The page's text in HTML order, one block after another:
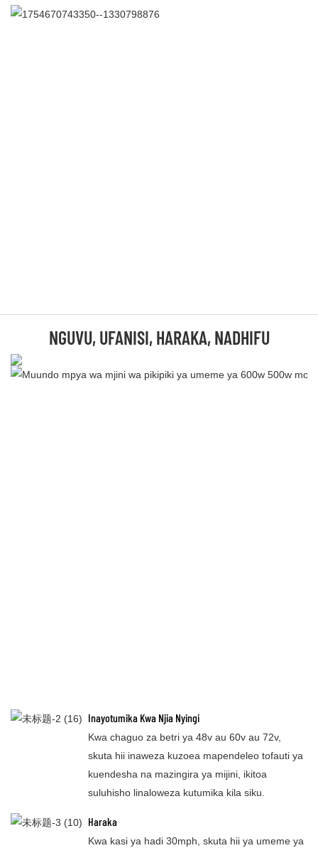
NGUVU, UFANISI, HARAKA, NADHIFU
Inayotumika Kwa Njia Nyingi
Kwa chaguo za betri ya 48v au 60v au 72v,
skuta hii inaweza kuzoea mapendeleo tofauti ya
kuendesha na mazingira ya mijini, ikitoa
suluhisho linaloweza kutumika kila siku.
Haraka
Kwa kasi ya hadi 30mph, skuta hii ya umeme ya